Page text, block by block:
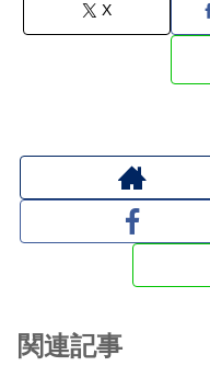
X
関連記事